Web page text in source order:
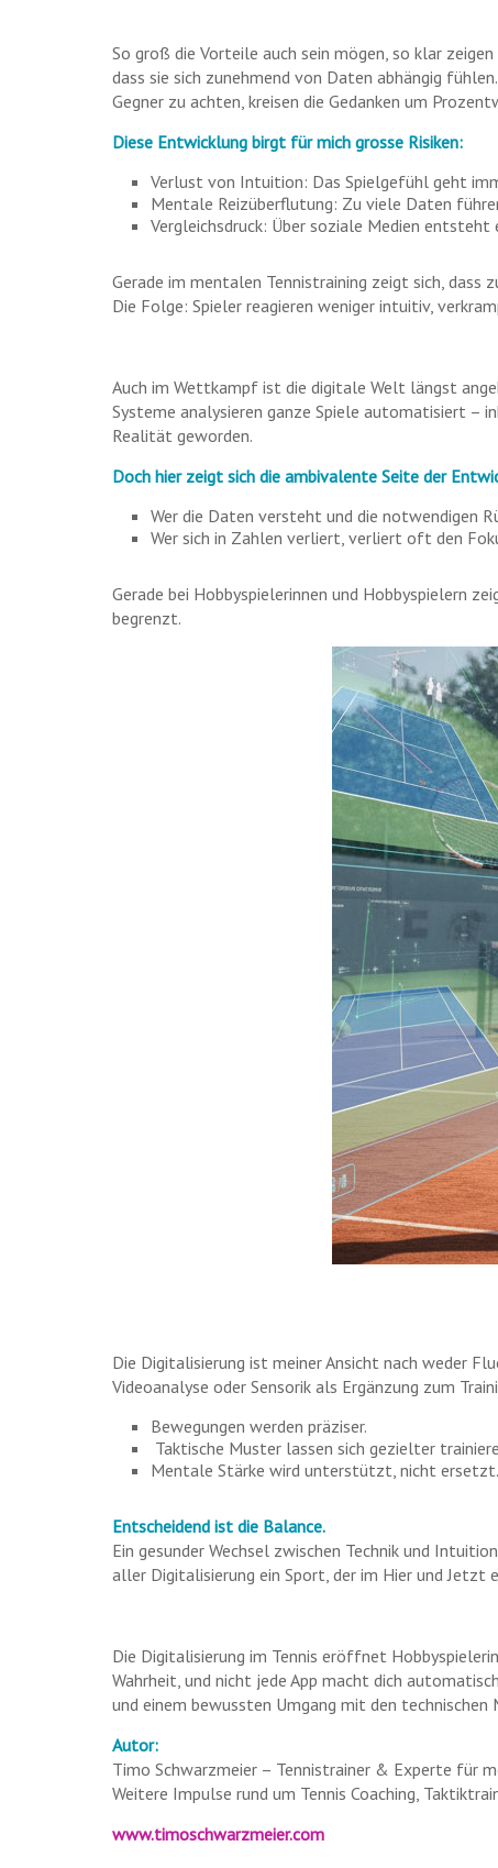
So groß die Vorteile auch sein mögen, so klar
dass sie sich zunehmend von Daten abhängig
Gegner zu achten, kreisen die Gedanken um
Diese Entwicklung birgt für mich grosse Risiken:
Verlust von Intuition: Das Spielgefühl geht
Mentale Reizüberflutung: Zu viele Daten
Vergleichsdruck: Über soziale Medien
Gerade im mentalen Tennistraining zeigt sich, dass
Die Folge: Spieler reagieren weniger intuitiv,
Auch im Wettkampf ist die digitale Welt längst
Systeme analysieren ganze Spiele automatisiert –
Realität geworden.
Doch hier zeigt sich die ambivalente Seite der
Wer die Daten versteht und die notwendigen
Wer sich in Zahlen verliert, verliert oft den
Gerade bei Hobbyspielerinnen und Hobbyspielern
begrenzt.
Die Digitalisierung ist meiner Ansicht nach weder
Videoanalyse oder Sensorik als Ergänzung zum
Bewegungen werden präziser.
Taktische Muster lassen sich gezielter
Mentale Stärke wird unterstützt, nicht ersetzt.
Entscheidend ist die Balance.
Ein gesunder Wechsel zwischen Technik und
aller Digitalisierung ein Sport, der im Hier und Jetzt
Die Digitalisierung im Tennis eröffnet
Wahrheit, und nicht jede App macht dich
und einem bewussten Umgang mit den
Autor:
Timo Schwarzmeier – Tennistrainer & Experte für
Weitere Impulse rund um Tennis Coaching,
www.timoschwarzmeier.com